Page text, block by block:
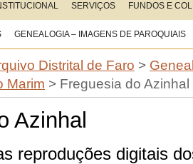
SERVIÇOS FUNDOS E
GENEALOGIA – IMAGENS DE PAROQUIAIS
Distrital de Faro >
Marim > Freguesia do Azinhal
Azinhal
reproduções digitais